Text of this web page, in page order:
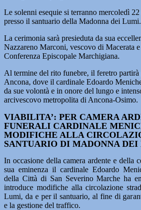
Le solenni esequie si terranno mercoledì
presso il santuario della Madonna dei Lumi.
La cerimonia sarà presieduta da sua
Nazzareno Marconi, vescovo di Macerata
Conferenza Episcopale Marchigiana.
Al termine del rito funebre, il feretro partirà
Ancona, dove il cardinale Edoardo
da sue volontà e in onore del lungo e
arcivescovo metropolita di Ancona-Osimo.
VIABILITA’: PER CAMERA
FUNERALI CARDINALE
MODIFICHE ALLA
SANTUARIO DI MADONNA
In occasione della camera ardente e della
sua eminenza il cardinale Edoardo
della Città di San Severino Marche ha
introduce modifiche alla circolazione
Lumi, da e per il santuario, al fine di
e la gestione del traffico.